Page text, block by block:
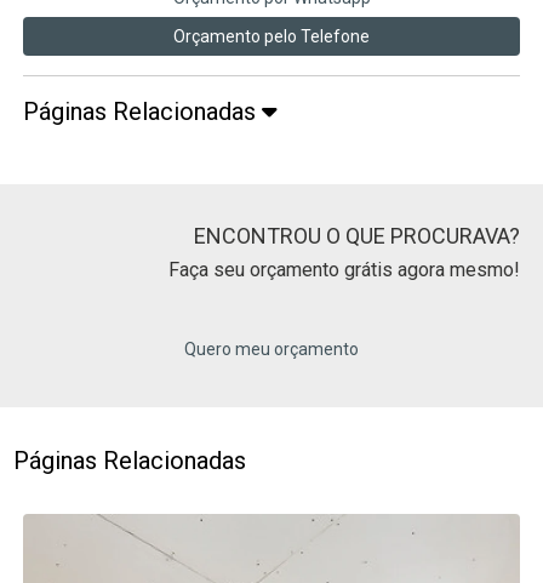
Orçamento pelo Telefone
Páginas Relacionadas
ENCONTROU O QUE PROCURAVA?
Faça seu orçamento grátis agora mesmo!
Quero meu orçamento
Páginas Relacionadas